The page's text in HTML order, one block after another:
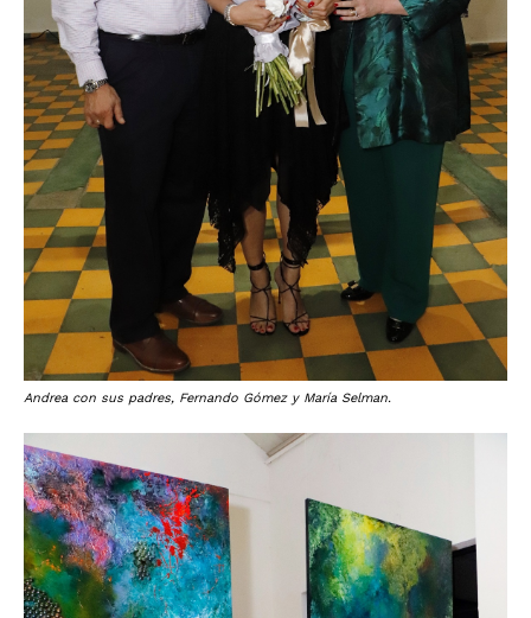
Andrea con sus padres, Fernando Gómez y María Selman.